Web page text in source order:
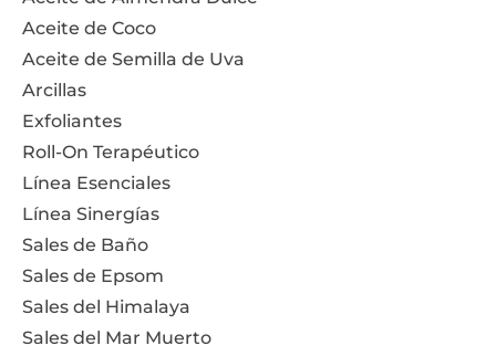
Aceite de Coco
Aceite de Semilla de Uva
Arcillas
Exfoliantes
Roll-On Terapéutico
Línea Esenciales
Línea Sinergías
Sales de Baño
Sales de Epsom
Sales del Himalaya
Sales del Mar Muerto